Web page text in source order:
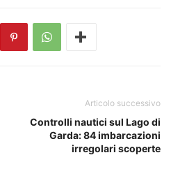
Articolo successivo
Controlli nautici sul Lago di
Garda: 84 imbarcazioni
irregolari scoperte